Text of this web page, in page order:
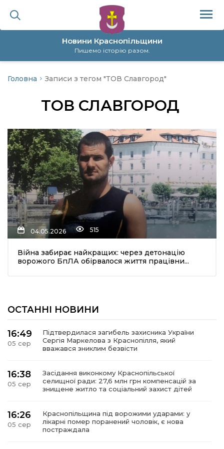
Новини Краснопільщини
Пишемо історію разом.
політика
Головна Записи з тегом "ТОВ Славгород"
ТОВ СЛАВГОРОД
04.05.2026 515
Війна забирає найкращих: через детонацію
ворожого БпЛА обірвалося життя працівни...
ОСТАННІ НОВИНИ
16:49
05 сер
Підтвердилася загибель захисника України
Сергія Маркелова з Краснопілля, який
вважався зниклим безвісти
16:38
05 сер
Засідання виконкому Краснопільської
селищної ради: 27,6 млн грн компенсацій за
знищене житло та соціальний захист дітей
16:26
05 сер
Краснопільщина під ворожими ударами: у
лікарні помер поранений чоловік, є нова
постраждала